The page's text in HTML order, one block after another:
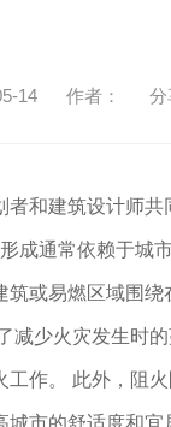
14 作者： 分
者和建筑设计师
成通常依赖于城
或易燃区域围
减少火灾发生时
作。 此外，阻